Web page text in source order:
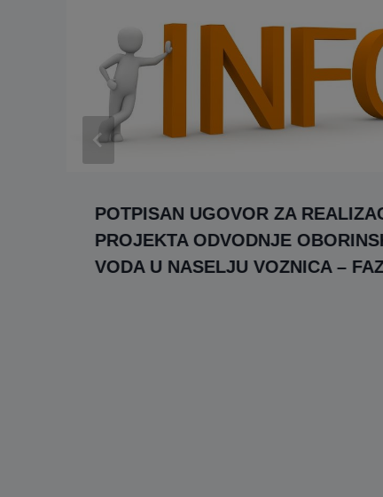
POTPISAN UGOVOR ZA
PROJEKTA ODVODNJE
VODA U NASELJU VOZNICA –